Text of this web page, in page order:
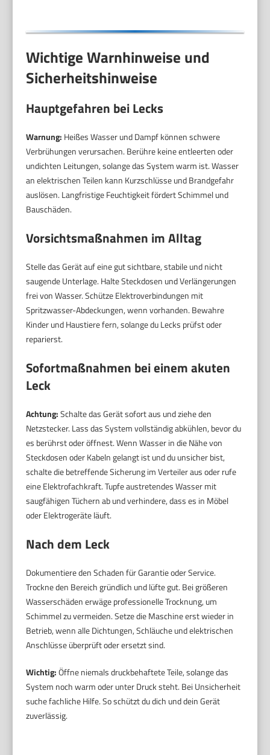
Wichtige Warnhinweise und
Sicherheitshinweise
Hauptgefahren bei Lecks
Warnung: Heißes Wasser und Dampf können schwere
Verbrühungen verursachen. Berühre keine entleerten oder
undichten Leitungen, solange das System warm ist. Wasser
an elektrischen Teilen kann Kurzschlüsse und Brandgefahr
auslösen. Langfristige Feuchtigkeit fördert Schimmel und
Bauschäden.
Vorsichtsmaßnahmen im Alltag
Stelle das Gerät auf eine gut sichtbare, stabile und nicht
saugende Unterlage. Halte Steckdosen und Verlängerungen
frei von Wasser. Schütze Elektroverbindungen mit
Spritzwasser-Abdeckungen, wenn vorhanden. Bewahre
Kinder und Haustiere fern, solange du Lecks prüfst oder
reparierst.
Sofortmaßnahmen bei einem akuten
Leck
Achtung:Schalte das Gerät sofort aus und ziehe den
Netzstecker. Lass das System vollständig abkühlen, bevor du
es berührst oder öffnest. Wenn Wasser in die Nähe von
Steckdosen oder Kabeln gelangt ist und du unsicher bist,
schalte die betreffende Sicherung im Verteiler aus oder rufe
eine Elektrofachkraft. Tupfe austretendes Wasser mit
saugfähigen Tüchern ab und verhindere, dass es in Möbel
oder Elektrogeräte läuft.
Nach dem Leck
Dokumentiere den Schaden für Garantie oder Service.
Trockne den Bereich gründlich und lüfte gut. Bei größeren
Wasserschäden erwäge professionelle Trocknung, um
Schimmel zu vermeiden. Setze die Maschine erst wieder in
Betrieb, wenn alle Dichtungen, Schläuche und elektrischen
Anschlüsse überprüft oder ersetzt sind.
Wichtig:Öffne niemals druckbehaftete Teile, solange das
System noch warm oder unter Druck steht. Bei Unsicherheit
suche fachliche Hilfe. So schützt du dich und dein Gerät
zuverlässig.